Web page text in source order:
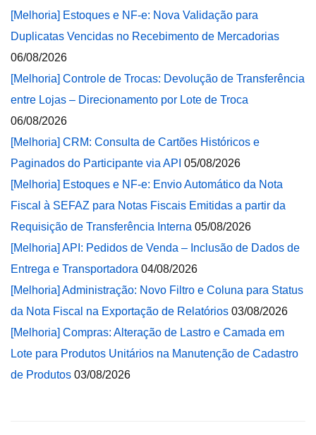
[Melhoria] Estoques e NF-e: Nova Validação para
Duplicatas Vencidas no Recebimento de Mercadorias
06/08/2026
[Melhoria] Controle de Trocas: Devolução de Transferência
entre Lojas – Direcionamento por Lote de Troca
06/08/2026
[Melhoria] CRM: Consulta de Cartões Históricos e
Paginados do Participante via API 05/08/2026
[Melhoria] Estoques e NF-e: Envio Automático da Nota
Fiscal à SEFAZ para Notas Fiscais Emitidas a partir da
Requisição de Transferência Interna 05/08/2026
[Melhoria] API: Pedidos de Venda – Inclusão de Dados de
Entrega e Transportadora 04/08/2026
[Melhoria] Administração: Novo Filtro e Coluna para Status
da Nota Fiscal na Exportação de Relatórios 03/08/2026
[Melhoria] Compras: Alteração de Lastro e Camada em
Lote para Produtos Unitários na Manutenção de Cadastro
de Produtos 03/08/2026